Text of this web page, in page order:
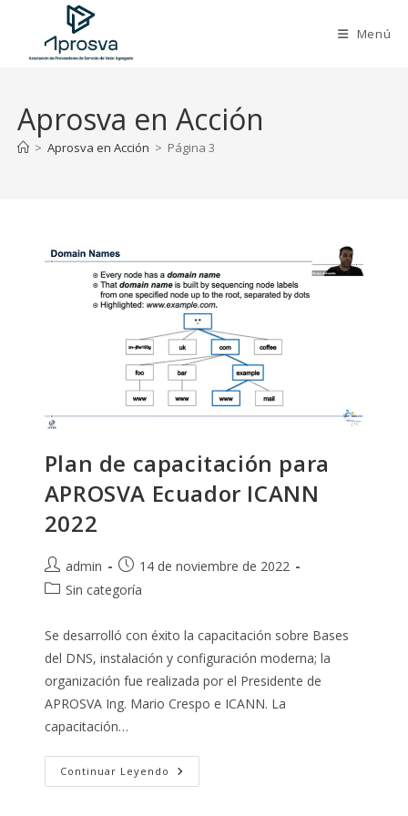
contenido
Menú
Aprosva en Acción
> Aprosva en Acción > Página 3
Plan de capacitación para
APROSVA Ecuador ICANN
2022
Autor
de
admin
Publicación
de
la
14 de noviembre de 2022
Categoría
la
Sin categoría
Se desarrolló con éxito la capacitación sobre Bases
del DNS, instalación y configuración moderna; la
organización fue realizada por el Presidente de
APROSVA Ing. Mario Crespo e ICANN. La
capacitación…
Continuar Leyendo Plan
De